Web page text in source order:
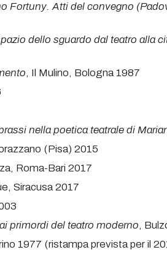
Fortuny. Atti del convegno
dello sguardo dal teatro alla
, Il Mulino, Bologna 1987
nella poetica teatrale di
(Pisa) 2015
Roma-Bari 2017
Siracusa 2017
primordi del teatro moderno,
1977 (ristampa prevista per il